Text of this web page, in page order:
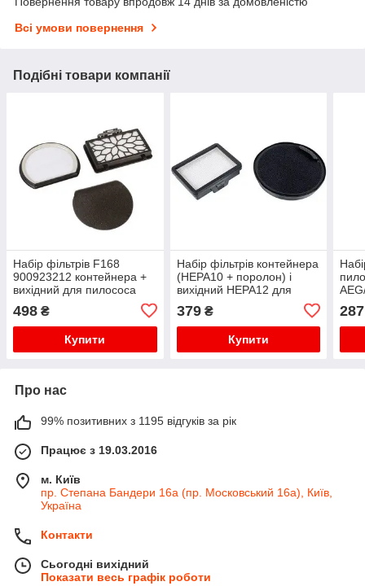
Всі умови повернення
Подібні товари компанії
Набір фільтрів F168
900923212 контейнера +
вихідний для пилососа
498 ₴
Купити
Набір фільтрів контейнера
(HEPA10 + поролон) і
вихідний HEPA12 для
BGS05/BGC05 BBZ152EF
379₴
Купити
287
Про нас
99% позитивних з 1195 відгуків за рік
Працює з 19.03.2016
м. Київ
пр. Степана Бандери 16а (пр. Московський 16а), Київ,
Україна
Контакти
Сьогодні вихідний
Показати весь графік роботи